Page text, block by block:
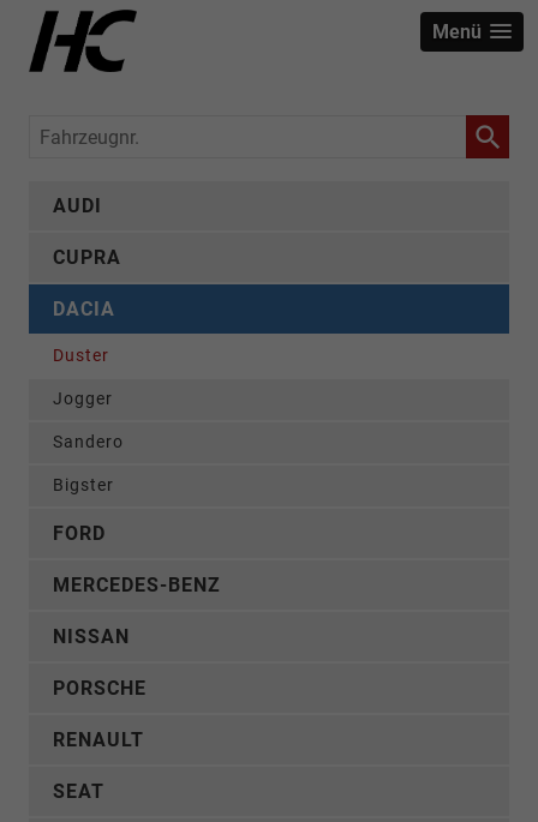
Menü
Fahrzeugnr.
AUDI
CUPRA
DACIA
Duster
Jogger
Sandero
Bigster
FORD
MERCEDES-BENZ
NISSAN
PORSCHE
RENAULT
SEAT